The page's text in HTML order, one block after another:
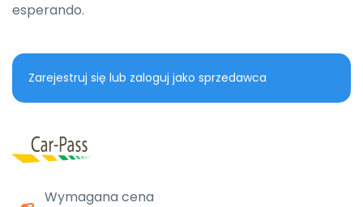
esperando.
Zarejestruj się lub zaloguj jako sprzedawca
Wymagana cena